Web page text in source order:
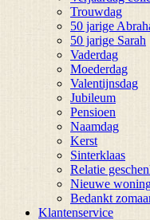
Trouwdag
50 jarige
50 jarige Sarah
Vaderdag
Moederdag
Valentijnsdag
Jubileum
Pensioen
Naamdag
Kerst
Sinterklaas
Relatie
Nieuwe
Bedankt
Klantenservice